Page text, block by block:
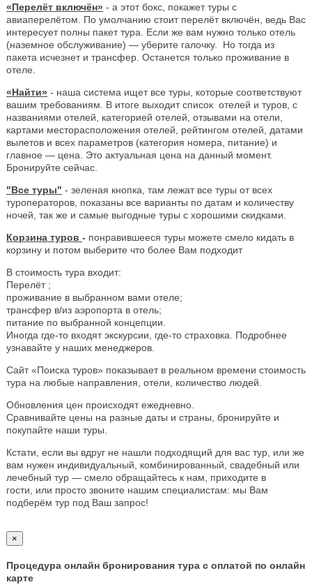
«Перелёт включён» - а этот бокс, покажет туры с
авиаперелётом. По умолчанию стоит перелёт включён, ведь Вас
интересует полны пакет тура. Если же вам нужно только отель
(наземное обслуживание) — уберите галочку. Но тогда из
пакета исчезнет и трансфер. Останется только проживание в
отеле.
«Найти» - наша система ищет все туры, которые соответствуют
вашим требованиям. В итоге выходит список отелей и туров, с
названиями отелей, категорией отелей, отзывами на отели,
картами месторасположения отелей, рейтингом отелей, датами
вылетов и всех параметров (категория номера, питание) и
главное — цена. Это актуальная цена на данный момент.
Бронируйте сейчас.
"Все туры" - зеленая кнопка, там лежат все туры от всех
туроператоров, показаны все варианты по датам и количеству
ночей, так же и самые выгодные туры с хорошими скидками.
Корзина туров - понравившееся туры можете смело кидать в
корзину и потом выберите что более Вам подходит
В стоимость тура входит:
Перелёт ;
проживание в выбранном вами отеле;
трансфер в/из аэропорта в отель;
питание по выбранной концепции.
Иногда где-то входят экскурсии, где-то страховка. Подробнее
узнавайте у наших менеджеров.
Сайт «Поиска туров» показывает в реальном времени стоимость
тура на любые направления, отели, количество людей.
Обновления цен происходят ежедневно.
Сравнивайте цены на разные даты и страны, бронируйте и
покупайте наши туры.
Кстати, если вы вдруг не нашли подходящий для вас тур, или же
вам нужен индивидуальный, комбинированный, свадебный или
лечебный тур — смело обращайтесь к нам, приходите в
гости, или просто звоните нашим специалистам: мы Вам
подберём тур под Ваш запрос!
×
Процедура онлайн бронирования тура с оплатой по онлайн
карте